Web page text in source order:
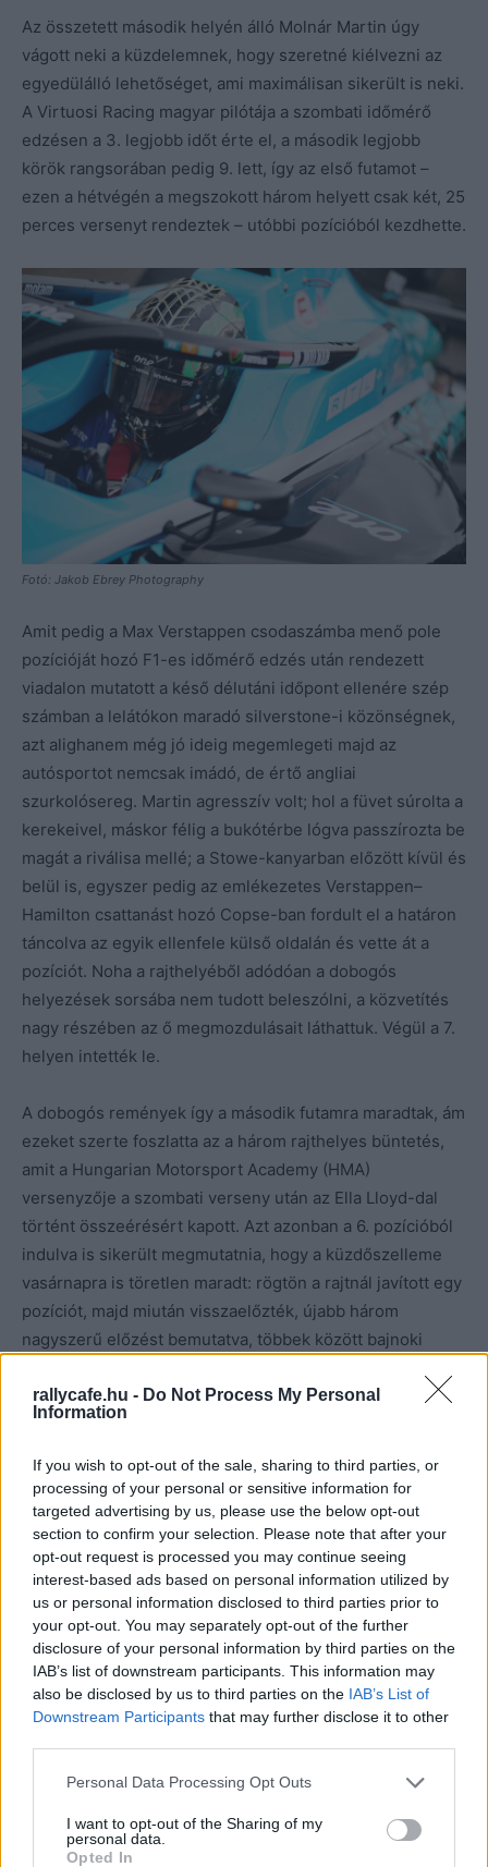
rallycafe.hu - Do Not Process My Personal
Information
If you wish to opt-out of the sale, sharing to third parties, or
processing of your personal or sensitive information for
targeted advertising by us, please use the below opt-out
section to confirm your selection. Please note that after your
opt-out request is processed you may continue seeing
interest-based ads based on personal information utilized by
us or personal information disclosed to third parties prior to
your opt-out. You may separately opt-out of the further
disclosure of your personal information by third parties on the
IAB’s list of downstream participants. This information may
also be disclosed by us to third parties on the IAB’s List of
Downstream Participants that may further disclose it to other
Please note that this website/app uses one or more Google
not limited to your visit or usage behaviour. You may click to
grant or deny consent to Google and its third-party tags to
Personal Data Processing Opt Outs
I want to opt-out of the Sharing of my
personal data.
Opted In
Az összetett második helyén álló Molnár Martin úgy
vágott neki a küzdelemnek, hogy szeretné kiélvezni az
egyedülálló lehetőséget, ami maximálisan sikerült is neki.
A Virtuosi Racing magyar pilótája a szombati időmérő
edzésen a 3. legjobb időt érte el, a második legjobb
körök rangsorában pedig 9. lett, így az első futamot –
ezen a hétvégén a megszokott három helyett csak két, 25
perces versenyt rendeztek – utóbbi pozícióból kezdhette.
Fotó: Jakob Ebrey Photography
Amit pedig a Max Verstappen csodaszámba menő pole
pozícióját hozó F1-es időmérő edzés után rendezett
viadalon mutatott a késő délutáni időpont ellenére szép
számban a lelátókon maradó silverstone-i közönségnek,
azt alighanem még jó ideig megemlegeti majd az
autósportot nemcsak imádó, de értő angliai
szurkolósereg. Martin agresszív volt; hol a füvet súrolta a
kerekeivel, máskor félig a bukótérbe lógva passzírozta be
magát a riválisa mellé; a Stowe-kanyarban előzött kívül és
belül is, egyszer pedig az emlékezetes Verstappen–
Hamilton csattanást hozó Copse-ban fordult el a határon
táncolva az egyik ellenfele külső oldalán és vette át a
pozíciót. Noha a rajthelyéből adódóan a dobogós
helyezések sorsába nem tudott beleszólni, a közvetítés
nagy részében az ő megmozdulásait láthattuk. Végül a 7.
helyen intették le.
A dobogós remények így a második futamra maradtak, ám
ezeket szerte foszlatta az a három rajthelyes büntetés,
amit a Hungarian Motorsport Academy (HMA)
versenyzője a szombati verseny után az Ella Lloyd-dal
történt összeérésért kapott. Azt azonban a 6. pozícióból
indulva is sikerült megmutatnia, hogy a küzdőszelleme
vasárnapra is töretlen maradt: rögtön a rajtnál javított egy
pozíciót, majd miután visszaelőzték, újabb három
nagyszerű előzést bemutatva, többek között bajnoki
kapaszkodott fel, ám ez olyan sokat kivett a gumijaiból,
hogy innen már nem volt feljebb. Végül az 5. helyen ért
„Még szinte jobb is, hogy így alakult a hétvége, és
mindkét futamon hátrébb kellett rajtolnom és többet
tudtam csatázni. Összességében nagyon jó hétvége volt,
jó volt ilyen sok néző előtt versenyezni, remek volt a
hangulat, sikerült kiélveznem minden pillanatát.
Különleges élményt jelentett az is, hogy a Forma–1-es
bokszutcából indulhattunk: a Virtuosi Racing a Ferrari
garázsa előtti területet kapta meg, így az autóból oldalra
amelyekből motivációt tudok meríteni a folytatásra. Most
jön egy kis szünet, de az edzéssel természetesen nem
állok le és a versenyzéstől sem szakadok el teljesen,